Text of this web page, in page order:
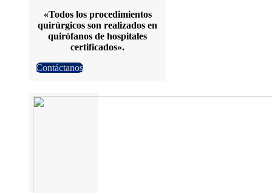
«Todos los procedimientos
quirúrgicos son realizados en
quirófanos de hospitales
certificados».
Contáctanos